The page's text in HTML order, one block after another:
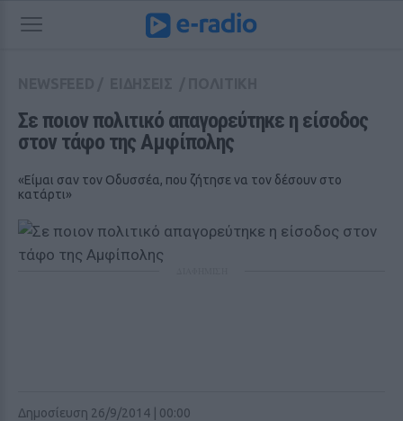
Σε ποιον πολιτικό απαγορεύτηκε η είσοδος
στον τάφο της Αμφίπολης
«Είμαι σαν τον Οδυσσέα, που ζήτησε να τον δέσουν στο
κατάρτι»
Δημοσίευση 26/9/2014 | 00:00